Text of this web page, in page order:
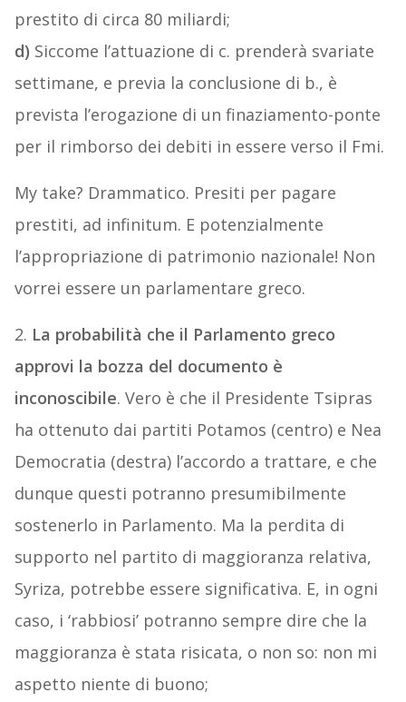
prestito di circa 80 miliardi;
d) Siccome l’attuazione di c. prenderà svariate
settimane, e previa la conclusione di b., è
prevista l’erogazione di un finaziamento-ponte
per il rimborso dei debiti in essere verso il Fmi.
My take? Drammatico. Presiti per pagare
prestiti, ad infinitum. E potenzialmente
l’appropriazione di patrimonio nazionale! Non
vorrei essere un parlamentare greco.
2. La probabilità che il Parlamento greco
approvi la bozza del documento è
inconoscibile. Vero è che il Presidente Tsipras
ha ottenuto dai partiti Potamos (centro) e Nea
Democratia (destra) l’accordo a trattare, e che
dunque questi potranno presumibilmente
sostenerlo in Parlamento. Ma la perdita di
supporto nel partito di maggioranza relativa,
Syriza, potrebbe essere significativa. E, in ogni
caso, i ‘rabbiosi’ potranno sempre dire che la
maggioranza è stata risicata, o non so: non mi
aspetto niente di buono;